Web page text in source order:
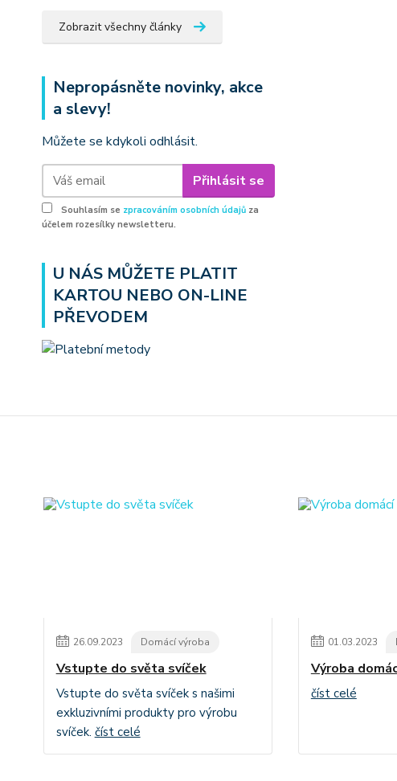
Zobrazit všechny články
Nepropásněte novinky, akce
a slevy!
Můžete se kdykoli odhlásit.
Přihlásit se
Souhlasím se zpracováním osobních údajů za
účelem rozesílky newsletteru.
U NÁS MŮŽETE PLATIT
KARTOU NEBO ON-LINE
PŘEVODEM
26.09.2023 Domácí výroba
Vstupte do světa svíček
Vstupte do světa svíček s našimi
exkluzivními produkty pro výrobu
svíček. číst celé
01.03.2023
Výroba
číst celé